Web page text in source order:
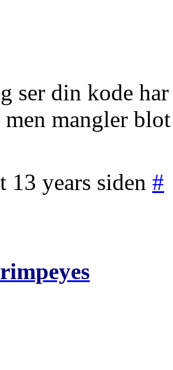
ser din kode
mangler
13 years siden #